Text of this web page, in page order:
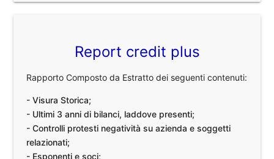
Report credit plus
Rapporto Composto da Estratto dei seguenti contenuti:
- Visura Storica;
- Ultimi 3 anni di bilanci, laddove presenti;
- Controlli protesti negatività su azienda e soggetti
relazionati;
- Esponenti e soci;